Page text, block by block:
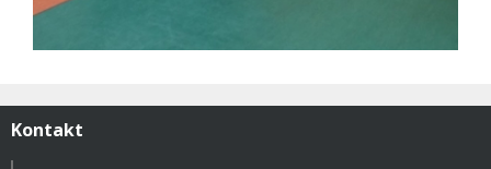
Kontakt